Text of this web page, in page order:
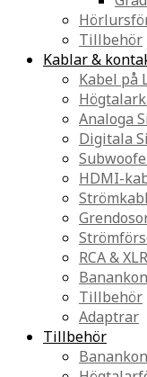
Tillbehör
Kablar &
Kabel på
Analoga
Digitala
HDMI-
RCA & XLR
Tillbehör
Adaptrar
Tillbehör